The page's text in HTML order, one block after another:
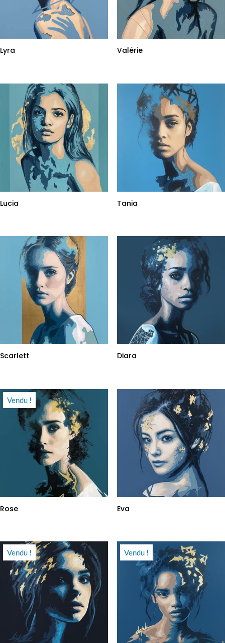
Lyra Valérie
Lucia Tania
Scarlett Diara
Vendu !
Rose Eva
Vendu ! Vendu !